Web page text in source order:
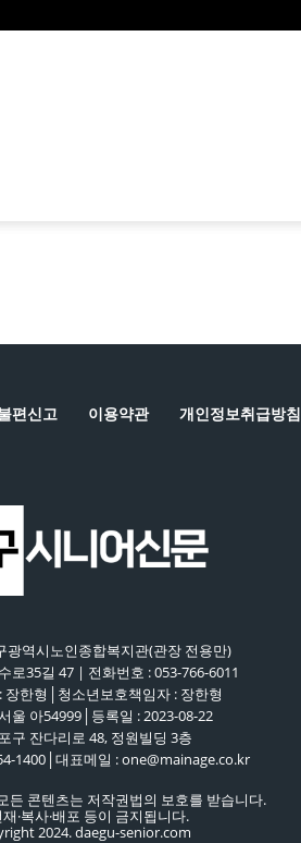
편신고 이용약관 개인정보취급방침
광역시노인종합복지관(관장 전용만)
로35길 47 | 전화번호 : 053-766-6011
장한형│청소년보호책임자 : 장한형
울 아54999│등록일 : 2023-08-22
구 잔다리로 48, 정원빌딩 3층
1400│대표메일 : one@mainage.co.kr
든 콘텐츠는 저작권법의 보호를 받습니다.
·복사·배포 등이 금지됩니다.
2024. daegu-senior.com